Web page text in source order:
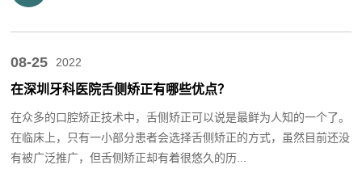
08-25 2022
在深圳牙科医院舌侧矫正有哪些优点？
在众多的口腔矫正技术中，舌侧矫正可以说是最鲜为人知的一个了。
在临床上，只有一小部分患者会选择舌侧矫正的方式，虽然目前还没
有被广泛推广，但舌侧矫正却有着很悠久的历...